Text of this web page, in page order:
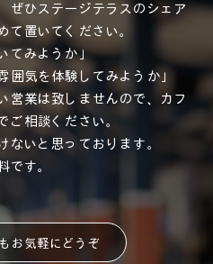
ぜひステージテラスのシェア
て置いてください。
てみようか」
囲気を体験してみようか」
営業は致しませんので、カフ
ご相談ください。
ないと思っております。
です。
お気軽にどうぞ